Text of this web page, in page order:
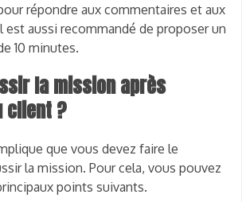
répondre aux commentaires et aux
est aussi recommandé de proposer un
10 minutes.
la mission après
client ?
que vous devez faire le
la mission. Pour cela, vous pouvez
points suivants.